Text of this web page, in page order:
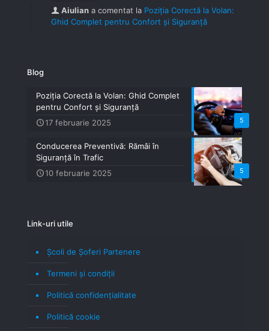
Aiulian a comentat la Poziția Corectă la Volan:
Ghid Complet pentru Confort și Siguranță
Blog
5
Poziția Corectă la Volan: Ghid Complet
pentru Confort și Siguranță
17 februarie 2025
5
Conducerea Preventivă: Rămâi în
Siguranță în Trafic
10 februarie 2025
Link-uri utile
Școli de Șoferi Partenere
Termeni şi condiţii
Politică confidenţialitate
Politică cookie